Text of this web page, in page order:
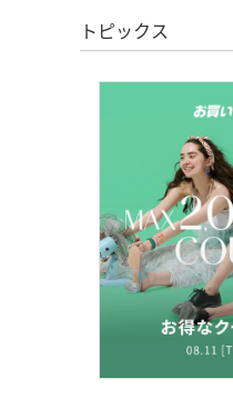
トピックス